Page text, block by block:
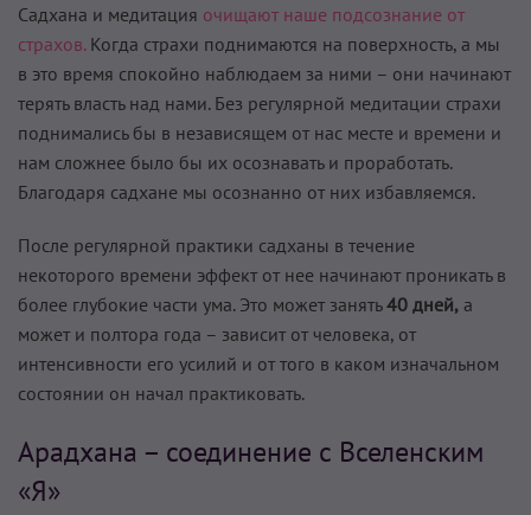
Садхана и медитация очищают наше подсознание от
страхов.Когда страхи поднимаются на поверхность, а мы
в это время спокойно наблюдаем за ними – они начинают
терять власть над нами. Без регулярной медитации страхи
поднимались бы в независящем от нас месте и времени и
нам сложнее было бы их осознавать и проработать.
Благодаря садхане мы осознанно от них избавляемся.
После регулярной практики садханы в течение
некоторого времени эффект от нее начинают проникать в
более глубокие части ума. Это может занять40 дней, а
может и полтора года – зависит от человека, от
интенсивности его усилий и от того в каком изначальном
состоянии он начал практиковать.
Арадхана – соединение с Вселенским
«Я»